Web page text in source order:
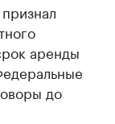
аренды
до